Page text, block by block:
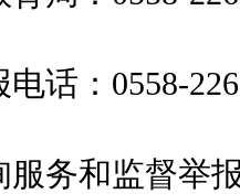
：0558-
和监督举报